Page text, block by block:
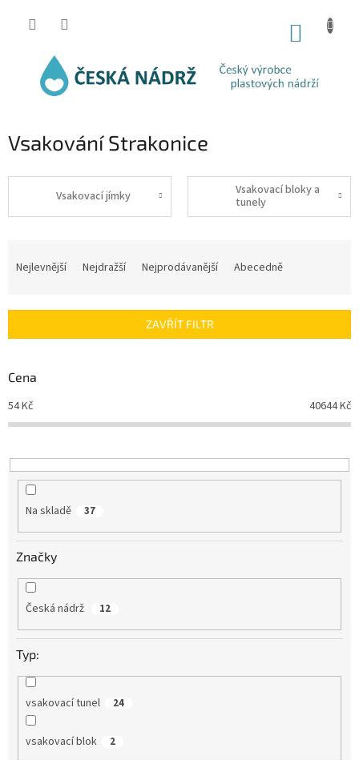
Vsakování Strakonice
Vsakovací jímky
Vsakovací bloky a
tunely
í
r
o
d
u
t
ů
Nejlevnější Nejdražší Nejprodávanější Abecedně
ZAVŘÍT FILTR
Cena
54Kč 40644Kč
Na skladě 37
Značky
Česká nádrž 12
Typ:
vsakovací tunel 24
vsakovací blok 2